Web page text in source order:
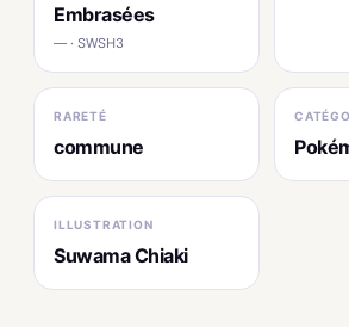
Embrasées
— · SWSH3
RARETÉ
commune
ILLUSTRATION
Suwama Chiaki